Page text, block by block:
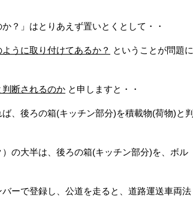
？」はとりあえず置いとくとして・・
ように取り付けてあるか？ ということが問題に
断されるのか と申しますと・・
、後ろの箱(キッチン部分)を積載物(荷物)と判
の大半は、後ろの箱(キッチン部分)を、ボル
ーで登録し、公道を走ると、道路運送車両法